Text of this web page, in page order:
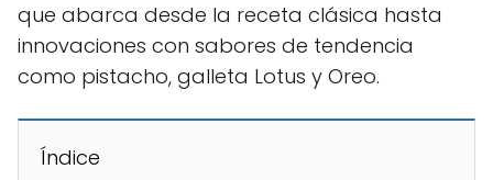
que abarca desde la receta clásica hasta
innovaciones con sabores de tendencia
como pistacho, galleta Lotus y Oreo.
Índice